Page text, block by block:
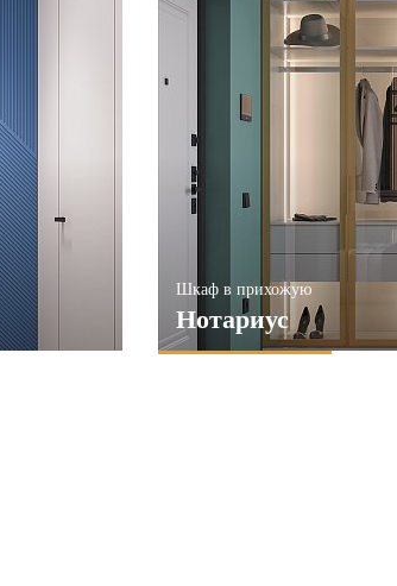
Шкаф в прихожую
Нотариус